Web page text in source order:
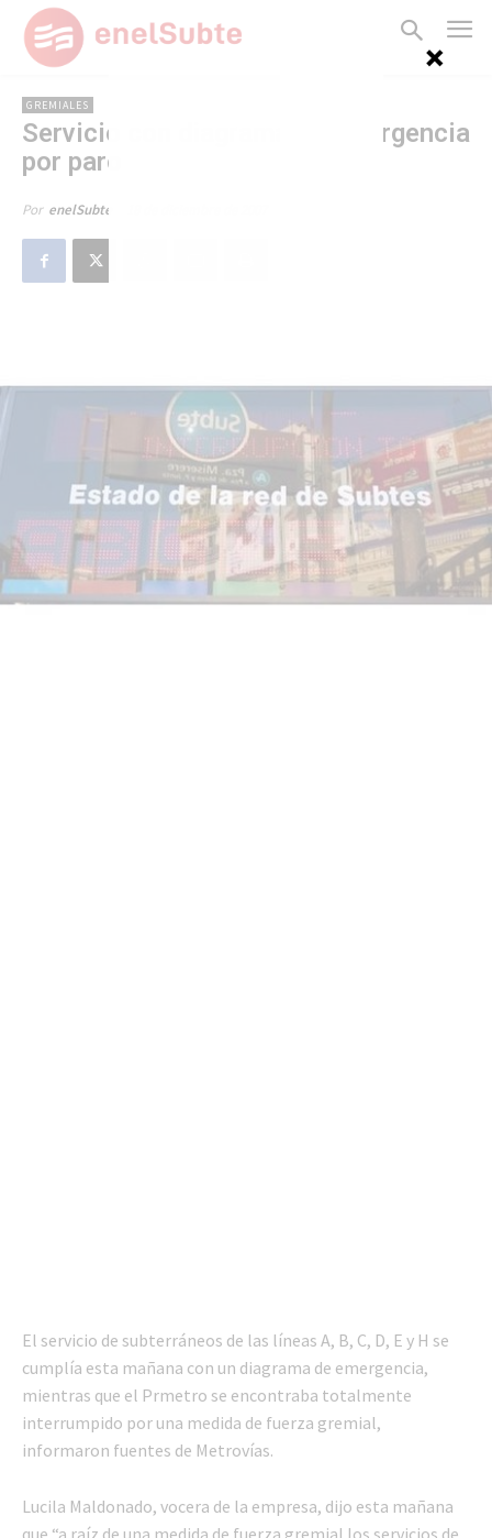
GREMIALES
Servicio con diagrama de emergencia
por paro
Por enelSubte
El servicio de subterráneos de las líneas A, B, C, D, E y H se
cumplía esta mañana con un diagrama de emergencia,
mientras que el Prmetro se encontraba totalmente
interrumpido por una medida de fuerza gremial,
informaron fuentes de Metrovías.
Lucila Maldonado, vocera de la empresa, dijo esta mañana
que “a raíz de una medida de fuerza gremial los servicios de